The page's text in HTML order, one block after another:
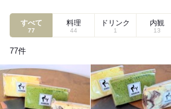
すべて
77
料理
44
ドリンク
1
内観
13
77件